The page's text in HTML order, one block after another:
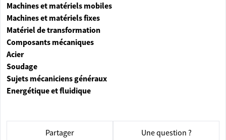
Machines et matériels mobiles
Machines et matériels fixes
Matériel de transformation
Composants mécaniques
Acier
Soudage
Sujets mécaniciens généraux
Energétique et fluidique
Partager Une question ?